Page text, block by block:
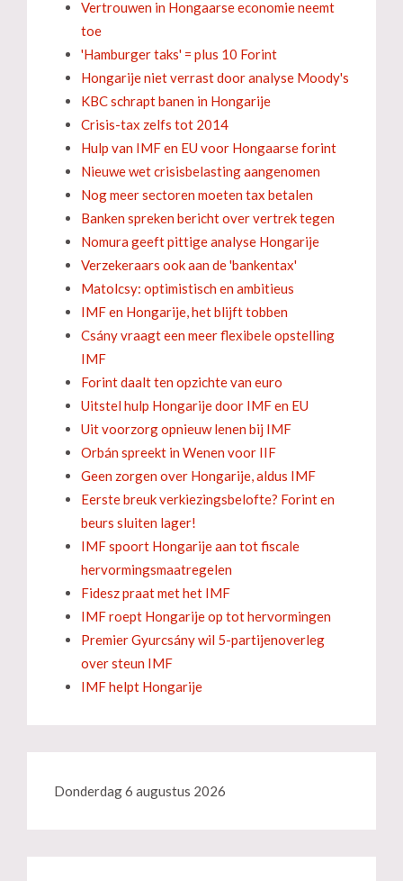
Vertrouwen in Hongaarse economie neemt
toe
'Hamburger taks' = plus 10 Forint
Hongarije niet verrast door analyse Moody's
KBC schrapt banen in Hongarije
Crisis-tax zelfs tot 2014
Hulp van IMF en EU voor Hongaarse forint
Nieuwe wet crisisbelasting aangenomen
Nog meer sectoren moeten tax betalen
Banken spreken bericht over vertrek tegen
Nomura geeft pittige analyse Hongarije
Verzekeraars ook aan de 'bankentax'
Matolcsy: optimistisch en ambitieus
IMF en Hongarije, het blijft tobben
Csány vraagt een meer flexibele opstelling
IMF
Forint daalt ten opzichte van euro
Uitstel hulp Hongarije door IMF en EU
Uit voorzorg opnieuw lenen bij IMF
Orbán spreekt in Wenen voor IIF
Geen zorgen over Hongarije, aldus IMF
Eerste breuk verkiezingsbelofte? Forint en
beurs sluiten lager!
IMF spoort Hongarije aan tot fiscale
hervormingsmaatregelen
Fidesz praat met het IMF
IMF roept Hongarije op tot hervormingen
Premier Gyurcsány wil 5-partijenoverleg
over steun IMF
IMF helpt Hongarije
Donderdag 6 augustus 2026